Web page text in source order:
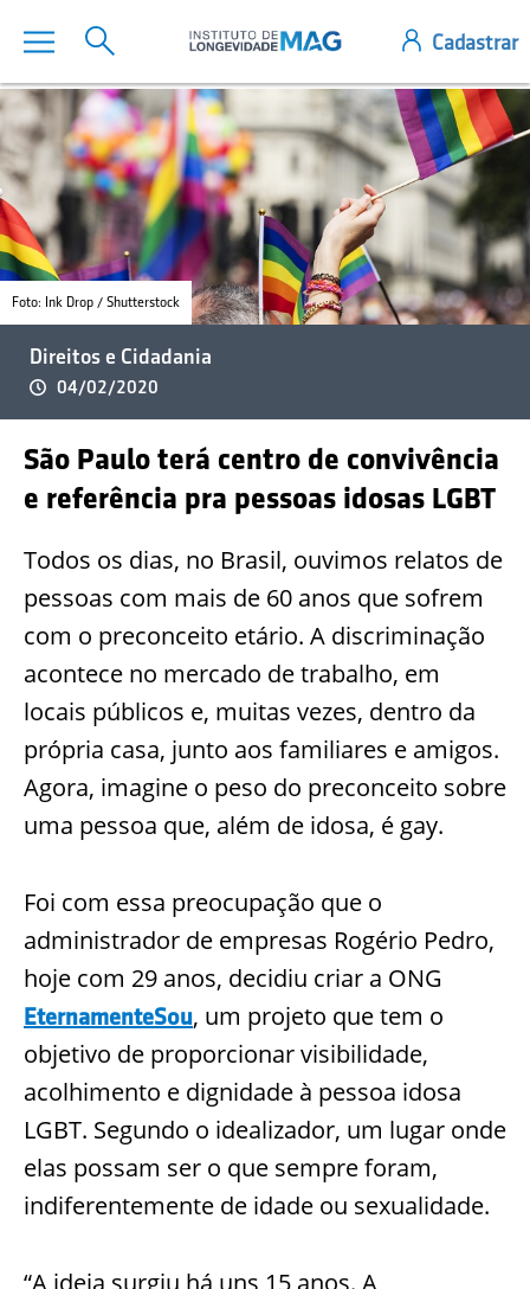
Foto: Ink Drop / Shutterstock
Direitos e Cidadania
04/02/2020
São Paulo terá centro de convivência
e referência pra pessoas idosas LGBT
Todos os dias, no Brasil, ouvimos relatos de
pessoas com mais de 60 anos que sofrem
com o preconceito etário. A discriminação
acontece no mercado de trabalho, em
locais públicos e, muitas vezes, dentro da
própria casa, junto aos familiares e amigos.
Agora, imagine o peso do preconceito sobre
uma pessoa que, além de idosa, é gay.
Foi com essa preocupação que o
administrador de empresas Rogério Pedro,
hoje com 29 anos, decidiu criar a ONG
EternamenteSou, um projeto que tem o
objetivo de proporcionar visibilidade,
acolhimento e dignidade à pessoa idosa
LGBT. Segundo o idealizador, um lugar onde
elas possam ser o que sempre foram,
indiferentemente de idade ou sexualidade.
“A ideia surgiu há uns 15 anos. A